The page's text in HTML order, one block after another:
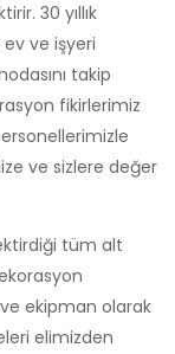
30 yıllık
ve işyeri
takip
fikirlerimiz
ve sizlere değer
tüm alt
ekipman olarak
elimizden